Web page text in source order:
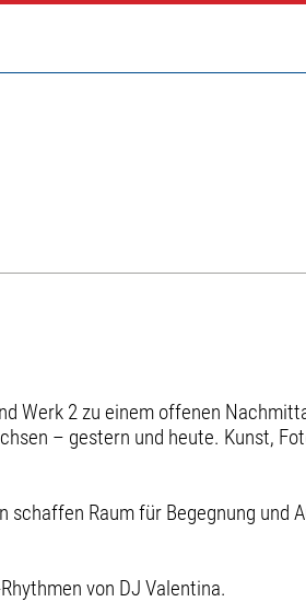
Werk 2 zu einem offenen
– gestern und heute. Kunst,
Raum für Begegnung und
von DJ Valentina.